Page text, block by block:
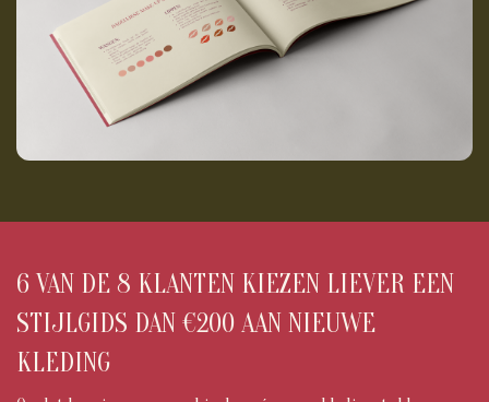
6 VAN DE 8 KLANTEN KIEZEN LIEVER EEN
STIJLGIDS DAN €200 AAN NIEUWE
KLEDING